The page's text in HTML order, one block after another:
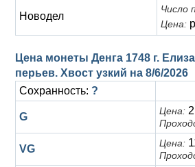
Новодел
Число
Цена:
Цена монеты Денга 1748 г.
перьев. Хвост узкий на 8/6/2026
Сохранность: ?
G Цена:
VG Цена: